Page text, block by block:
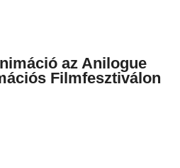
az Anilogue
Filmfesztiválon